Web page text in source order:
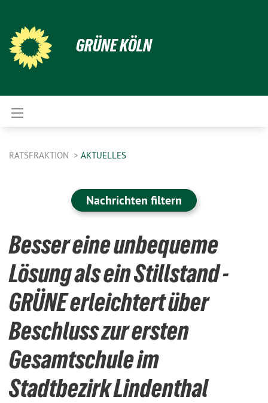
GRÜNE KÖLN
RATSFRAKTION AKTUELLES
Nachrichten filtern
Besser eine unbequeme
Lösung als ein Stillstand -
GRÜNE erleichtert über
Beschluss zur ersten
Gesamtschule im
Stadtbezirk Lindenthal